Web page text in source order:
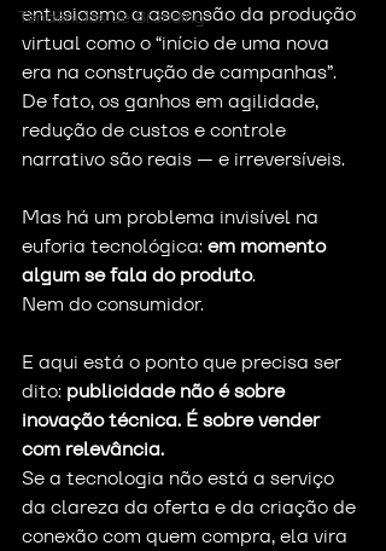
Tendências de Branding
entusiasmo a ascensão da produção
virtual como o “início de uma nova
era na construção de campanhas”.
De fato, os ganhos em agilidade,
redução de custos e controle
narrativo são reais — e irreversíveis.
Mas há um problema invisível na
euforia tecnológica: em momento
algum se fala do produto.
Nem do consumidor.
E aqui está o ponto que precisa ser
dito: publicidade não é sobre
inovação técnica. É sobre vender
com relevância.
Se a tecnologia não está a serviço
da clareza da oferta e da criação de
conexão com quem compra, ela vira